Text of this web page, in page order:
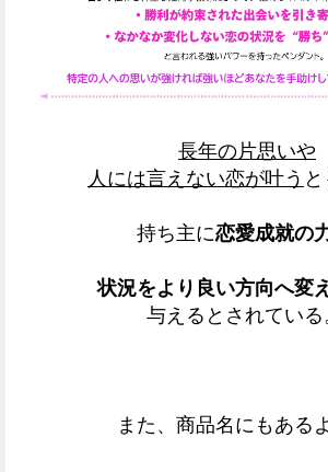
長年の片思いや
人には言えない恋が叶う
持ち主に恋愛成就の
状況をより良い方向へ変
与えるとされている
また、商品名にもある